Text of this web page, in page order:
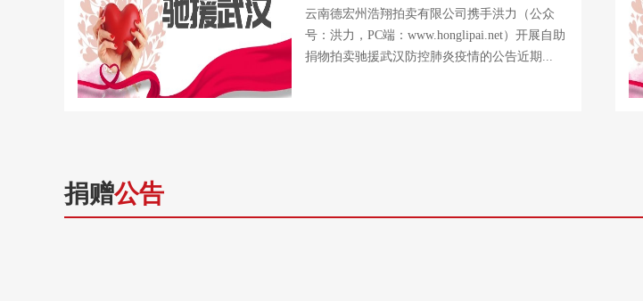
云南德宏州浩翔拍卖有限公司携手洪力（公众
号：洪力，PC端：www.honglipai.net）开展自助
捐物拍卖驰援武汉防控肺炎疫情的公告近期...
捐赠公告